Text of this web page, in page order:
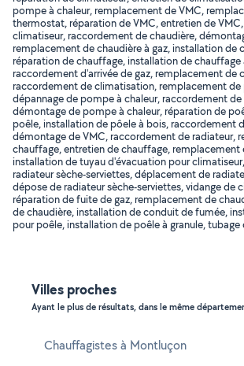
pompe à chaleur, remplacement de VMC,
thermostat, réparation de VMC, entretien de
climatiseur, raccordement de chaudière,
remplacement de chaudière à gaz, installation de
réparation de chauffage, installation de chauffage
raccordement d'arrivée de gaz, remplacement de
raccordement de climatisation, remplacement de
dépannage de pompe à chaleur, raccordement
démontage de pompe à chaleur, réparation de
poêle, installation de pôele à bois, raccordement
démontage de VMC, raccordement de radiateur,
chauffage, entretien de chauffage, remplacement
installation de tuyau d'évacuation pour
radiateur sèche-serviettes, déplacement de
dépose de radiateur sèche-serviettes, vidange de
réparation de fuite de gaz, remplacement de
de chaudière, installation de conduit de fumée,
pour poêle, installation de poêle à granule, tubage
Villes proches
Ayant le plus de résultats, dans le même
Chauffagistes à Montluçon